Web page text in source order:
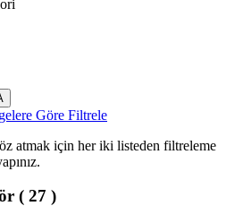
Göre Filtrele
atmak için her iki listeden filtreleme
( 27 )